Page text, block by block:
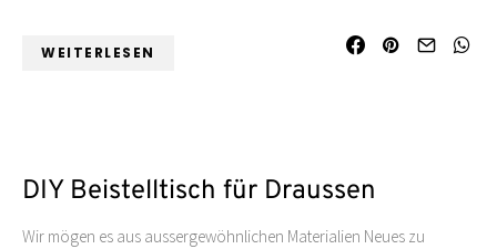
WEITERLESEN
DIY Beistelltisch für Draussen
Wir mögen es aus aussergewöhnlichen Materialien Neues zu